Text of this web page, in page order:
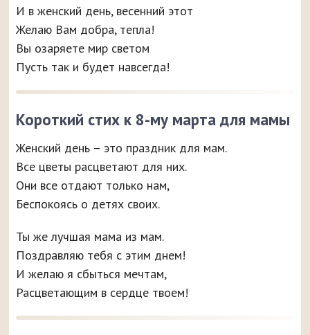
И в женский день, весенний этот
Желаю Вам добра, тепла!
Вы озаряете мир светом
Пусть так и будет навсегда!
Короткий стих к 8-му марта для мамы
Женский день – это праздник для мам.
Все цветы расцветают для них.
Они все отдают только нам,
Беспокоясь о детях своих.
Ты же лучшая мама из мам.
Поздравляю тебя с этим днем!
И желаю я сбыться мечтам,
Расцветающим в сердце твоем!